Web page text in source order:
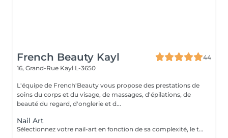
French Beauty Kayl
44
16, Grand-Rue Kayl L-3650
L'équipe de French'Beauty vous propose des prestations de
soins du corps et du visage, de massages, d'épilations, de
beauté du regard, d'onglerie et d...
Nail Art
Sélectionnez votre nail-art en fonction de sa complexité, le tout est d'avoir le temps de le réaliser. En cas de doutes n'hésitez pas à me contacter ou même envoyer une photo.